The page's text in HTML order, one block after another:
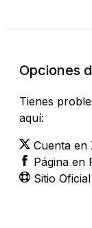
Opciones
Tienes
aquí:
Cuenta en
Página en
Sitio